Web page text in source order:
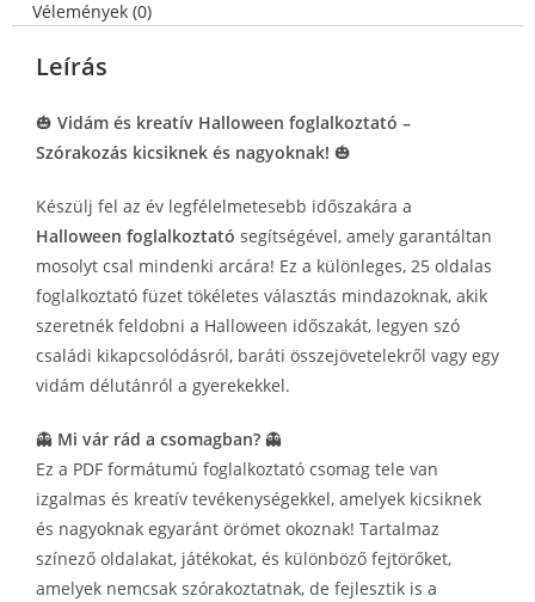
Vélemények (0)
Leírás
🎃 Vidám és kreatív Halloween foglalkoztató –
Szórakozás kicsiknek és nagyoknak! 🎃
Készülj fel az év legfélelmetesebb időszakára a
Halloween foglalkoztató segítségével, amely garantáltan
mosolyt csal mindenki arcára! Ez a különleges, 25 oldalas
foglalkoztató füzet tökéletes választás mindazoknak, akik
szeretnék feldobni a Halloween időszakát, legyen szó
családi kikapcsolódásról, baráti összejövetelekről vagy egy
vidám délutánról a gyerekekkel.
👻 Mi vár rád a csomagban? 👻
Ez a PDF formátumú foglalkoztató csomag tele van
izgalmas és kreatív tevékenységekkel, amelyek kicsiknek
és nagyoknak egyaránt örömet okoznak! Tartalmaz
színező oldalakat, játékokat, és különböző fejtörőket,
amelyek nemcsak szórakoztatnak, de fejlesztik is a